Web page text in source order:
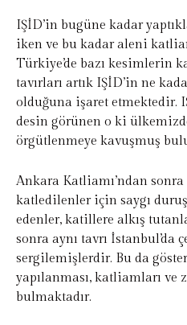
IŞİD’in bugüne kadar
iken ve bu kadar aleni
Türkiye’de bazı kesimlerin
tavırları artık IŞİD’in ne
olduğuna işaret etmektedir.
desin görünen o ki
örgütlenmeye kavuşmuş
Ankara Katliamı’ndan
katledilenler için saygı
edenler, katillere alkış
sonra aynı tavrı İstanbul’da
sergilemişlerdir. Bu da
yapılanması, katliamları ve
bulmaktadır.